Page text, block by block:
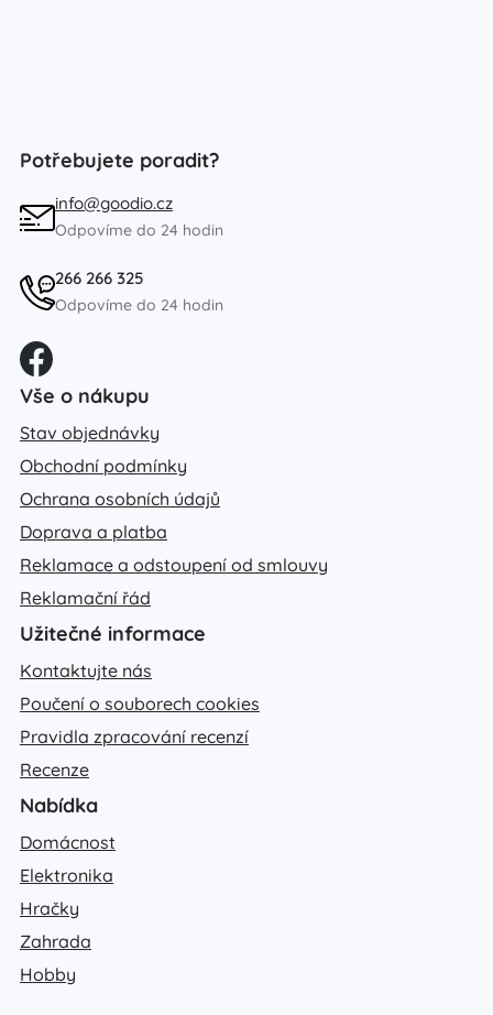
Potřebujete poradit?
info@goodio.cz
Odpovíme do 24 hodin
266 266 325
Odpovíme do 24 hodin
Vše o nákupu
Stav objednávky
Obchodní podmínky
Ochrana osobních údajů
Doprava a platba
Reklamace a odstoupení od smlouvy
Reklamační řád
Užitečné informace
Kontaktujte nás
Poučení o souborech cookies
Pravidla zpracování recenzí
Recenze
Nabídka
Domácnost
Elektronika
Hračky
Zahrada
Hobby